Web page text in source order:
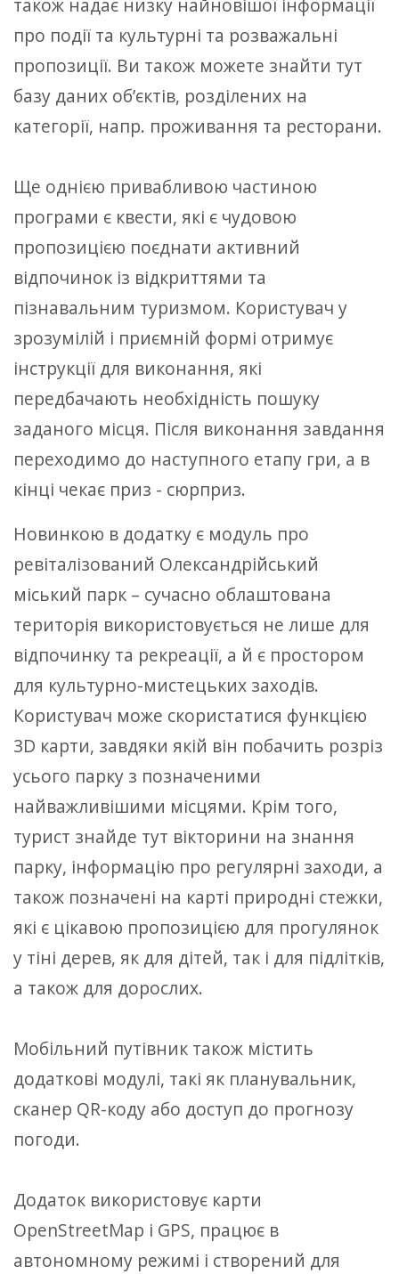
також надає низку найновішої інформації
про події та культурні та розважальні
пропозиції. Ви також можете знайти тут
базу даних об’єктів, розділених на
категорії, напр. проживання та ресторани.
Ще однією привабливою частиною
програми є квести, які є чудовою
пропозицією поєднати активний
відпочинок із відкриттями та
пізнавальним туризмом. Користувач у
зрозумілій і приємній формі отримує
інструкції для виконання, які
передбачають необхідність пошуку
заданого місця. Після виконання завдання
переходимо до наступного етапу гри, а в
кінці чекає приз - сюрприз.
Новинкою в додатку є модуль про
ревіталізований Олександрійський
міський парк – сучасно облаштована
територія використовується не лише для
відпочинку та рекреації, а й є простором
для культурно-мистецьких заходів.
Користувач може скористатися функцією
3D карти, завдяки якій він побачить розріз
усього парку з позначеними
найважливішими місцями. Крім того,
турист знайде тут вікторини на знання
парку, інформацію про регулярні заходи, а
також позначені на карті природні стежки,
які є цікавою пропозицією для прогулянок
у тіні дерев, як для дітей, так і для підлітків,
а також для дорослих.
Мобільний путівник також містить
додаткові модулі, такі як планувальник,
сканер QR-коду або доступ до прогнозу
погоди.
Додаток використовує карти
OpenStreetMap і GPS, працює в
автономному режимі і створений для